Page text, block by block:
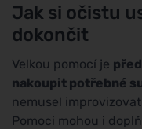
Jak si očistu
dokončit
Velkou pomocí je
nakoupit potřebné
nemusel
Pomoci mohou i